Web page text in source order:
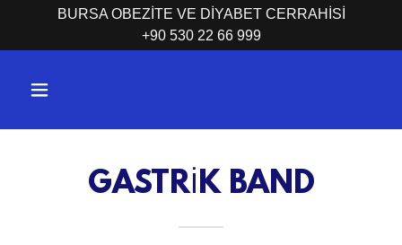
BURSA OBEZİTE VE DİYABET CERRAHİSİ
+90 530 22 66 999
GASTRİK BAND